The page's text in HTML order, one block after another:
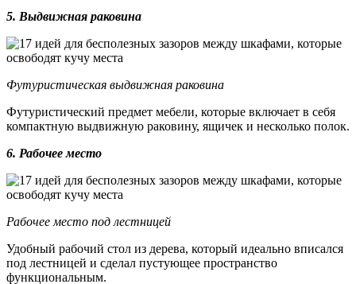
5. Выдвижная раковина
Футуристическая выдвижная раковина
Футуристический предмет мебели, которые включает в себя
компактную выдвижную раковину, ящичек и несколько полок.
6. Рабочее место
Рабочее место под лестницей
Удобный рабочий стол из дерева, который идеально вписался
под лестницей и сделал пустующее пространство
функциональным.